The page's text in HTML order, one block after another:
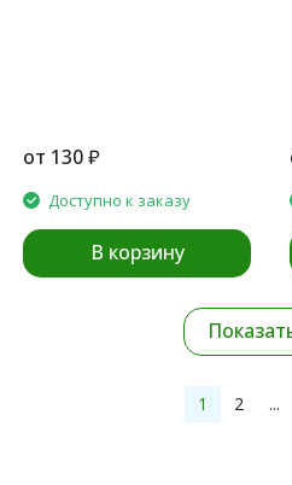
от 130₽
Доступно к заказу
В корзину
1 2 ...